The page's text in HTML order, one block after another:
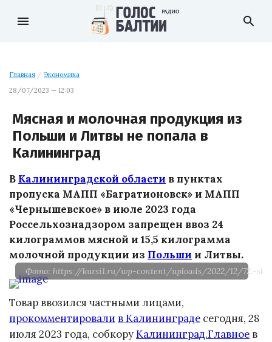
menu search
Главная / Экономика
28/07/2023 — 12:03
Мясная и молочная продукция из
Польши и Литвы не попала в
Калининград
В Калининградской области в пунктах
пропуска МАПП «Багратионовск» и МАПП
«Чернышевское» в июле 2023 года
Россельхознадзором запрещен ввоз 24
килограммов мясной и 15,5 килограмма
молочной продукции из Польши и Литвы.
Фото: https://kursi1.ru/wp-content/uploads/2022/12/72.-
Товар ввозился частными лицами,
прокомментировали в Калининграде сегодня, 28
июля 2023 года, собкоруКалининград.Главное в